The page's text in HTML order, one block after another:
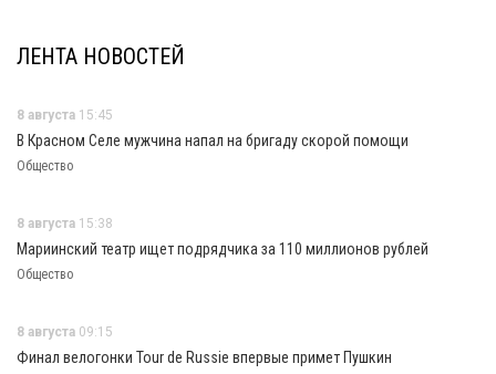
ЛЕНТА НОВОСТЕЙ
8 августа 15:45
В Красном Селе мужчина напал на бригаду скорой помощи
Общество
8 августа 15:38
Мариинский театр ищет подрядчика за 110 миллионов рублей
Общество
8 августа 09:15
Финал велогонки Tour de Russie впервые примет Пушкин